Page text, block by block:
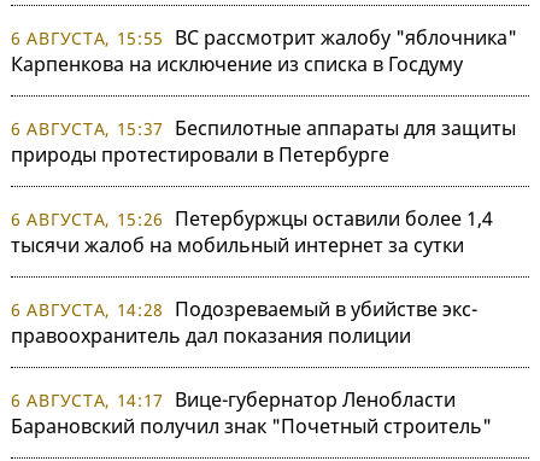
6 АВГУСТА, 15:55
ВС рассмотрит жалобу "яблочника"
Карпенкова на исключение из списка в Госдуму
6 АВГУСТА, 15:37
Беспилотные аппараты для защиты
природы протестировали в Петербурге
6 АВГУСТА, 15:26
Петербуржцы оставили более 1,4
тысячи жалоб на мобильный интернет за сутки
6 АВГУСТА, 14:28
Подозреваемый в убийстве экс-
правоохранитель дал показания полиции
6 АВГУСТА, 14:17
Вице-губернатор Ленобласти
Барановский получил знак "Почетный строитель"